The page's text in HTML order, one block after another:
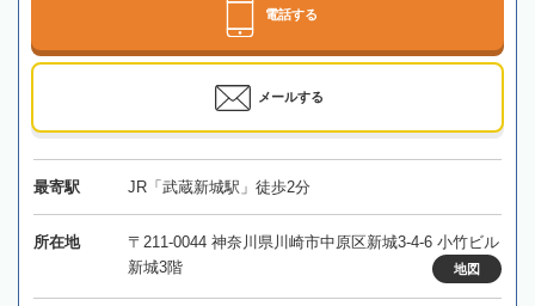
電話する
メールする
最寄駅 JR「武蔵新城駅」徒歩2分
所在地
〒211-0044 神奈川県川崎市中原区新城3-4-6 小竹ビル
新城3階
地図